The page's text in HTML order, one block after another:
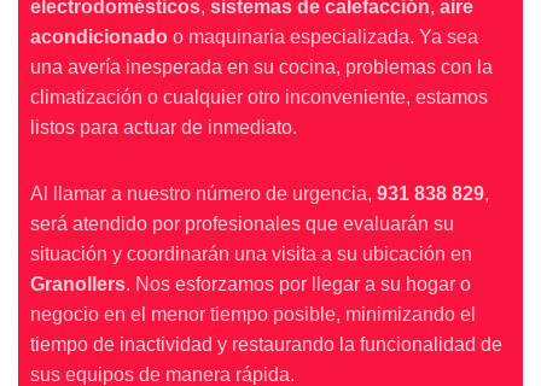
electrodomésticos, sistemas de calefacción, aire
acondicionado o maquinaria especializada. Ya sea
una avería inesperada en su cocina, problemas con la
climatización o cualquier otro inconveniente, estamos
listos para actuar de inmediato.
Al llamar a nuestro número de urgencia, 931 838 829,
será atendido por profesionales que evaluarán su
situación y coordinarán una visita a su ubicación en
Granollers. Nos esforzamos por llegar a su hogar o
negocio en el menor tiempo posible, minimizando el
tiempo de inactividad y restaurando la funcionalidad de
sus equipos de manera rápida.